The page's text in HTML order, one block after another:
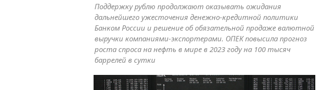
Поддержку рублю продолжают оказывать ожидания
дальнейшего ужесточения денежно-кредитной политики
Банком России и решение об обязательной продаже валютной
выручки компаниями-экспортерами. ОПЕК повысила прогноз
роста спроса на нефть в мире в 2023 году на 100 тысяч
баррелей в сутки